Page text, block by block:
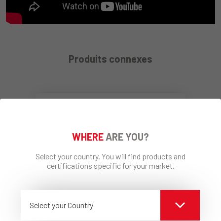
Produits connexes
ECAP® Blanc
WHERE ARE YOU?
Select your country. You will find products and
certifications specific for your market.
Select your Country